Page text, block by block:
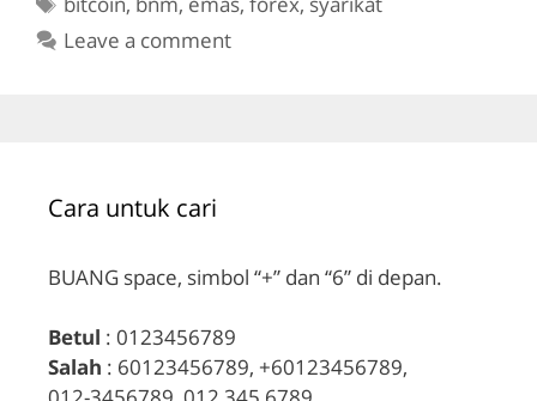
Leave a comment
Cara untuk cari
BUANG space, simbol “+” dan “6” di depan.
Betul : 0123456789
Salah : 60123456789, +60123456789,